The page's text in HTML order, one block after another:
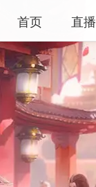
首页 直播